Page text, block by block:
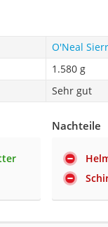
O'Neal
1.580 g
Sehr gut
Nachteile